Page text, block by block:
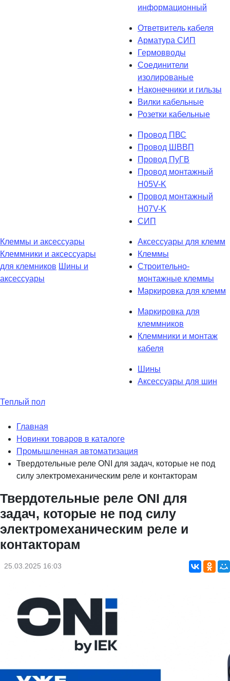
информационный
Ответвитель кабеля
Арматура СИП
Гермовводы
Соединители
изолированые
Наконечники и гильзы
Вилки кабельные
Розетки кабельные
Провод ПВС
Провод ШВВП
Провод ПуГВ
Провод монтажный
H05V-K
Провод монтажный
H07V-K
СИП
Клеммы и аксессуары
Клеммники и аксессуары
для клемников Шины и
аксессуары
Аксессуары для клемм
Клеммы
Строительно-
монтажные клеммы
Маркировка для клемм
Маркировка для
клеммников
Клеммники и монтаж
кабеля
Шины
Аксессуары для шин
Теплый пол
Главная
Новинки товаров в каталоге
Промышленная автоматизация
Твердотельные реле ONI для задач, которые не под
силу электромеханическим реле и контакторам
Твердотельные реле ONI для
задач, которые не под силу
электромеханическим реле и
контакторам
25.03.2025 16:03